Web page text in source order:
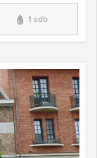
1 sdb